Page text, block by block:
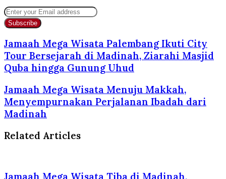
Enter
your
Email
address
Jamaah Mega Wisata Palembang Ikuti City
Tour Bersejarah di Madinah, Ziarahi Masjid
Quba hingga Gunung Uhud
Jamaah Mega Wisata Menuju Makkah,
Menyempurnakan Perjalanan Ibadah dari
Madinah
Related Articles